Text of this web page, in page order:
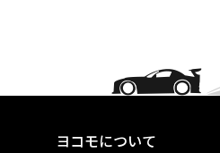
ヨコモについて